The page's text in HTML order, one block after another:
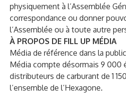
physiquement à l’Assemblée
correspondance ou donner
l’Assemblée ou à toute autre
À PROPOS DE FILL UP MÉDIA
Média de référence dans la
Média compte désormais 9 000
distributeurs de carburant de 1
l’ensemble de l’Hexagone.